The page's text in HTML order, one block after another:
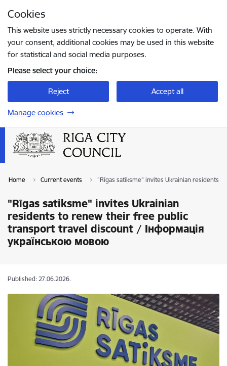
Cookies
This website uses strictly necessary cookies to operate. With
your consent, additional cookies may be used in this website
for statistical and social media purposes.
Please select your choice:
Reject Accept all
Manage cookies
Home Current events "Rīgas satiksme" invites Ukrainian residents
"Rīgas satiksme" invites Ukrainian
residents to renew their free public
transport travel discount / Інформація
українською мовою
Published: 27.06.2026.